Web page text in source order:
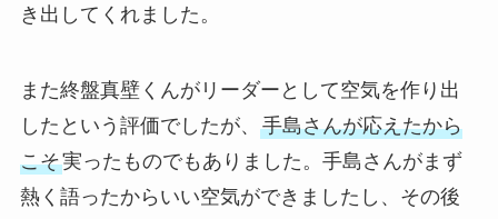
き出してくれました。
また終盤真壁くんがリーダーとして空気を作り出
したという評価でしたが、 手島さんが応えたから
こそ実ったものでもありました。手島さんがまず
熱く語ったからいい空気ができましたし、その後